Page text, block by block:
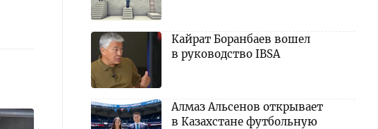
Кайрат Боранбаев вошел
в руководство IBSA
Алмаз Альсенов открывает
в Казахстане футбольную